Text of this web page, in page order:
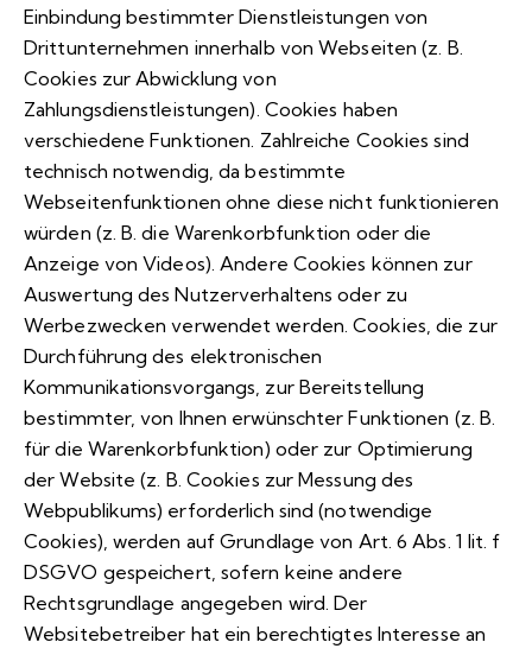
Einbindung bestimmter Dienstleistungen von
Drittunternehmen innerhalb von Webseiten (z. B.
Cookies zur Abwicklung von
Zahlungsdienstleistungen). Cookies haben
verschiedene Funktionen. Zahlreiche Cookies sind
technisch notwendig, da bestimmte
Webseitenfunktionen ohne diese nicht funktionieren
würden (z. B. die Warenkorbfunktion oder die
Anzeige von Videos). Andere Cookies können zur
Auswertung des Nutzerverhaltens oder zu
Werbezwecken verwendet werden. Cookies, die zur
Durchführung des elektronischen
Kommunikationsvorgangs, zur Bereitstellung
bestimmter, von Ihnen erwünschter Funktionen (z. B.
für die Warenkorbfunktion) oder zur Optimierung
der Website (z. B. Cookies zur Messung des
Webpublikums) erforderlich sind (notwendige
Cookies), werden auf Grundlage von Art. 6 Abs. 1 lit. f
DSGVO gespeichert, sofern keine andere
Rechtsgrundlage angegeben wird. Der
Websitebetreiber hat ein berechtigtes Interesse an